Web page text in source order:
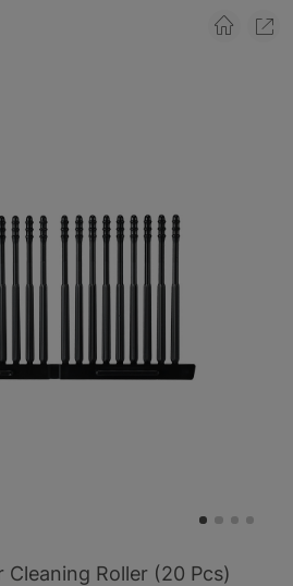
Cleaning Roller (20 Pcs)